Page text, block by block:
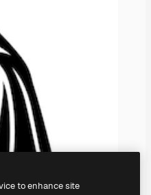
to enhance site